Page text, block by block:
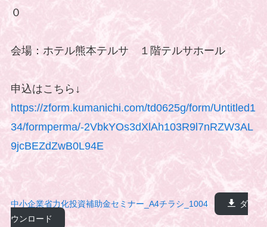
０
会場：ホテル熊本テルサ １階テルサホール
申込はこちら↓
https://zform.kumanichi.com/td0625g/form/Untitled1
34/formperma/-2VbkYOs3dXlAh103R9l7nRZW3AL
9jcBEZdZwB0L94E
中小企業省力化投資補助金セミナー_A4チラシ_1004
ダ
ウンロード